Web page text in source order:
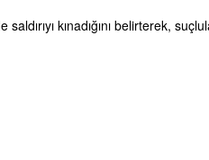
kınadığını belirterek,